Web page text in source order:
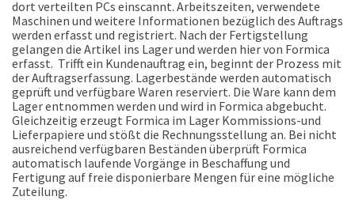
dort verteilten PCs einscannt. Arbeitszeiten, verwendete
Maschinen und weitere Informationen bezüglich des Auftrags
werden erfasst und registriert. Nach der Fertigstellung
gelangen die Artikel ins Lager und werden hier von Formica
erfasst. Trifft ein Kundenauftrag ein, beginnt der Prozess mit
der Auftragserfassung. Lagerbestände werden automatisch
geprüft und verfügbare Waren reserviert. Die Ware kann dem
Lager entnommen werden und wird in Formica abgebucht.
Gleichzeitig erzeugt Formica im Lager Kommissions-und
Lieferpapiere und stößt die Rechnungsstellung an. Bei nicht
ausreichend verfügbaren Beständen überprüft Formica
automatisch laufende Vorgänge in Beschaffung und
Fertigung auf freie disponierbare Mengen für eine mögliche
Zuteilung.